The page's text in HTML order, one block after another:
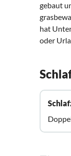
gebaut
hat
oder